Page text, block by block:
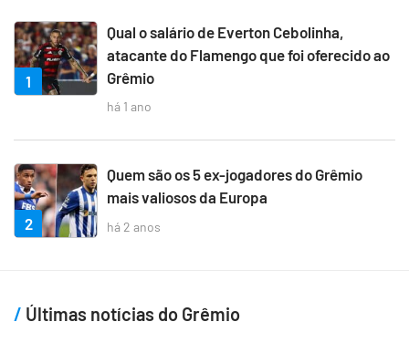
1
Qual o salário de Everton Cebolinha,
atacante do Flamengo que foi oferecido ao
Grêmio
há 1 ano
2
Quem são os 5 ex-jogadores do Grêmio
mais valiosos da Europa
há 2 anos
Últimas notícias do Grêmio